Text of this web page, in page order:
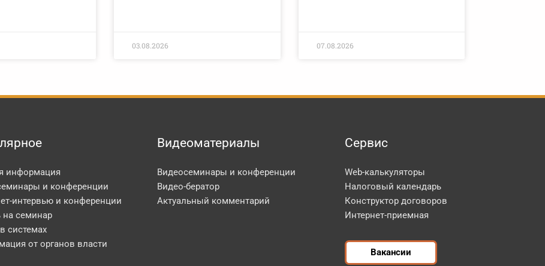
03.08.2026 07.08.2026
информация
и конференции
интервью и конференции
на семинар
системах
от органов власти
Видеоматериалы
Видеосеминары и конференции
Видео-бератор
Актуальный комментарий
Сервис
Web-калькуляторы
Налоговый календарь
Конструктор договоров
Интернет-приемная
Вакансии